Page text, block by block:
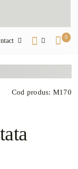
0
Cod produs: M170